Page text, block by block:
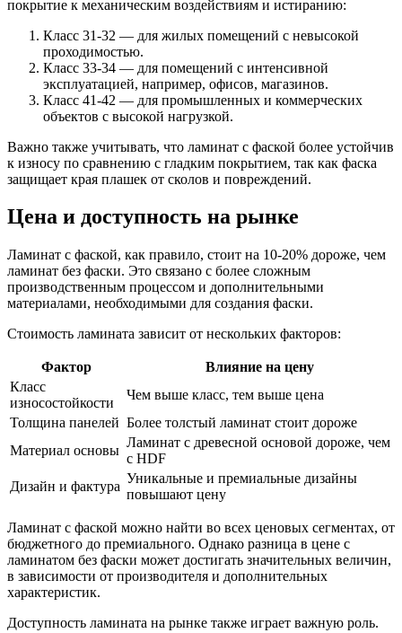
покрытие к механическим воздействиям и истиранию:
Класс 31-32 — для жилых помещений с невысокой
проходимостью.
Класс 33-34 — для помещений с интенсивной
эксплуатацией, например, офисов, магазинов.
Класс 41-42 — для промышленных и коммерческих
объектов с высокой нагрузкой.
Важно также учитывать, что ламинат с фаской более устойчив
к износу по сравнению с гладким покрытием, так как фаска
защищает края плашек от сколов и повреждений.
Цена и доступность на рынке
Ламинат с фаской, как правило, стоит на 10-20% дороже, чем
ламинат без фаски. Это связано с более сложным
производственным процессом и дополнительными
материалами, необходимыми для создания фаски.
Стоимость ламината зависит от нескольких факторов:
Фактор
Влияние на цену
Класс
износостойкости
Чем выше класс, тем выше цена
Толщина панелей Более толстый ламинат стоит дороже
Материал основы
Ламинат с древесной основой дороже, чем
с HDF
Дизайн и фактура
Уникальные и премиальные дизайны
повышают цену
Ламинат с фаской можно найти во всех ценовых сегментах, от
бюджетного до премиального. Однако разница в цене с
ламинатом без фаски может достигать значительных величин,
в зависимости от производителя и дополнительных
характеристик.
Доступность ламината на рынке также играет важную роль.